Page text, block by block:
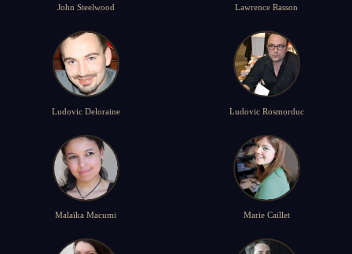
John Steelwood Lawrence Rasson
Ludovic Deloraine Ludovic Rosmorduc
Malaïka Macumi Marie Caillet